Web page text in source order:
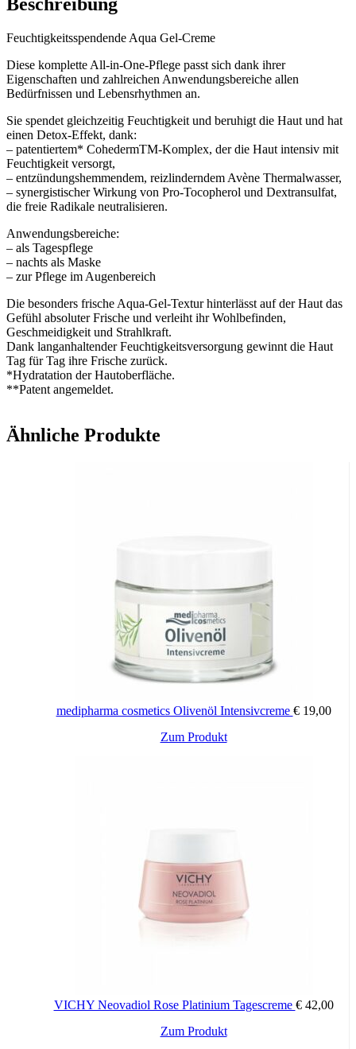
Feuchtigkeitsspendende Aqua Gel-Creme
Diese komplette All-in-One-Pflege passt sich dank ihrer
Eigenschaften und zahlreichen Anwendungsbereiche allen
Bedürfnissen und Lebensrhythmen an.
Sie spendet gleichzeitig Feuchtigkeit und beruhigt die Haut und hat
einen Detox-Effekt, dank:
– patentiertem* CohedermTM-Komplex, der die Haut intensiv mit
Feuchtigkeit versorgt,
– entzündungshemmendem, reizlinderndem Avène Thermalwasser,
– synergistischer Wirkung von Pro-Tocopherol und Dextransulfat,
die freie Radikale neutralisieren.
Anwendungsbereiche:
– als Tagespflege
– nachts als Maske
– zur Pflege im Augenbereich
Die besonders frische Aqua-Gel-Textur hinterlässt auf der Haut das
Gefühl absoluter Frische und verleiht ihr Wohlbefinden,
Geschmeidigkeit und Strahlkraft.
Dank langanhaltender Feuchtigkeitsversorgung gewinnt die Haut
Tag für Tag ihre Frische zurück.
*Hydratation der Hautoberfläche.
**Patent angemeldet.
Ähnliche Produkte
medipharma cosmetics Olivenöl Intensivcreme €19,00
Zum Produkt
VICHY Neovadiol Rose Platinium Tagescreme €42,00
Zum Produkt